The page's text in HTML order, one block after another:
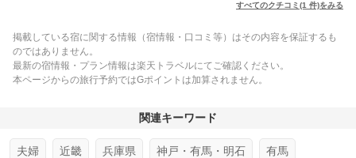
すべてのクチコミ(1 件)をみる
掲載している宿に関する情報（宿情報・口コミ等）はその内容を保証するも
のではありません。
最新の宿情報・プラン情報は楽天トラベルにてご確認ください。
本ページからの旅行予約ではGポイントは加算されません。
関連キーワード
夫婦 近畿 兵庫県 神戸・有馬・明石 有馬